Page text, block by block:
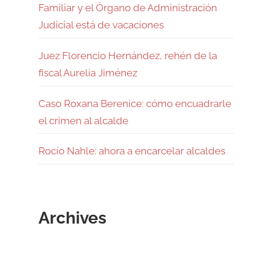
Familiar y el Órgano de Administración
Judicial está de vacaciones
Juez Florencio Hernández, rehén de la
fiscal Aurelia Jiménez
Caso Roxana Berenice: cómo encuadrarle
el crimen al alcalde
Rocío Nahle: ahora a encarcelar alcaldes
Archives